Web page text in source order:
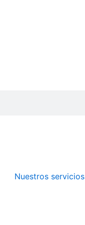
Nuestros servicios